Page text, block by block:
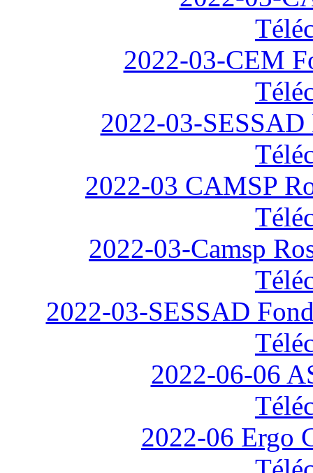
2022-03-CEM
2022-03-
2022-03 CAMSP
2022-03-Camsp
2022-03-SESSAD
2022-06-06
2022-06 Ergo